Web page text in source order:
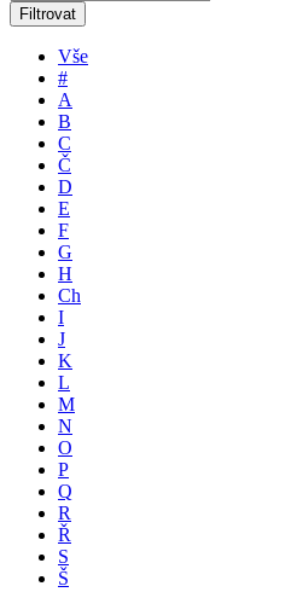
Filtrovat
Vše
#
A
B
C
Č
D
E
F
G
H
Ch
I
J
K
L
M
N
O
P
Q
R
Ř
S
Š